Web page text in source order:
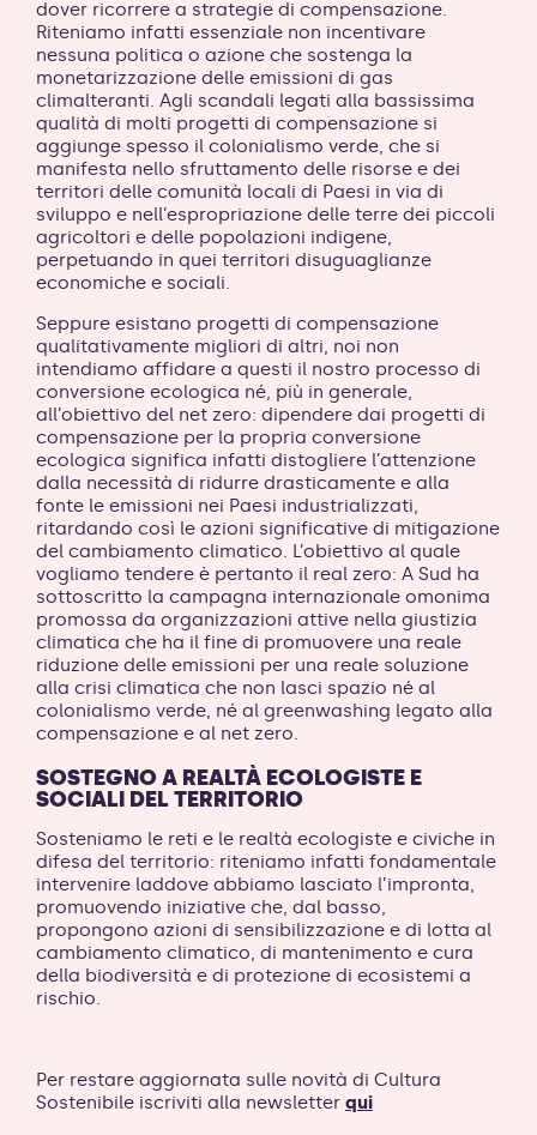
dover ricorrere a strategie di compensazione.
Riteniamo infatti essenziale non incentivare
nessuna politica o azione che sostenga la
monetarizzazione delle emissioni di gas
climalteranti. Agli scandali legati alla bassissima
qualità di molti progetti di compensazione si
aggiunge spesso il colonialismo verde, che si
manifesta nello sfruttamento delle risorse e dei
territori delle comunità locali di Paesi in via di
sviluppo e nell’espropriazione delle terre dei piccoli
agricoltori e delle popolazioni indigene,
perpetuando in quei territori disuguaglianze
economiche e sociali.
Seppure esistano progetti di compensazione
qualitativamente migliori di altri, noi non
intendiamo affidare a questi il nostro processo di
conversione ecologica né, più in generale,
all’obiettivo del net zero: dipendere dai progetti di
compensazione per la propria conversione
ecologica significa infatti distogliere l’attenzione
dalla necessità di ridurre drasticamente e alla
fonte le emissioni nei Paesi industrializzati,
ritardando così le azioni significative di mitigazione
del cambiamento climatico. L’obiettivo al quale
vogliamo tendere è pertanto il real zero: A Sud ha
sottoscritto la campagna internazionale omonima
promossa da organizzazioni attive nella giustizia
climatica che ha il fine di promuovere una reale
riduzione delle emissioni per una reale soluzione
alla crisi climatica che non lasci spazio né al
colonialismo verde, né al greenwashing legato alla
compensazione e al net zero.
SOSTEGNO A REALTÀ ECOLOGISTE E
SOCIALI DEL TERRITORIO
Sosteniamo le reti e le realtà ecologiste e civiche in
difesa del territorio: riteniamo infatti fondamentale
intervenire laddove abbiamo lasciato l’impronta,
promuovendo iniziative che, dal basso,
propongono azioni di sensibilizzazione e di lotta al
cambiamento climatico, di mantenimento e cura
della biodiversità e di protezione di ecosistemi a
rischio.
Per restare aggiornata sulle novità di Cultura
Sostenibile iscriviti alla newsletter qui